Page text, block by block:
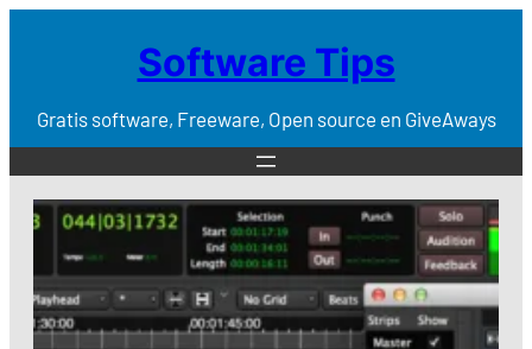
Software Tips
Gratis software, Freeware, Open source en GiveAways